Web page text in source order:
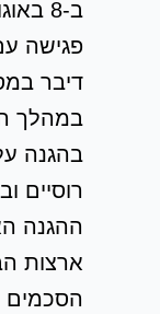
פגישה
דיבר
במהלך
בהגנה
רוסיים
ההגנה
ארצות
הסכמים